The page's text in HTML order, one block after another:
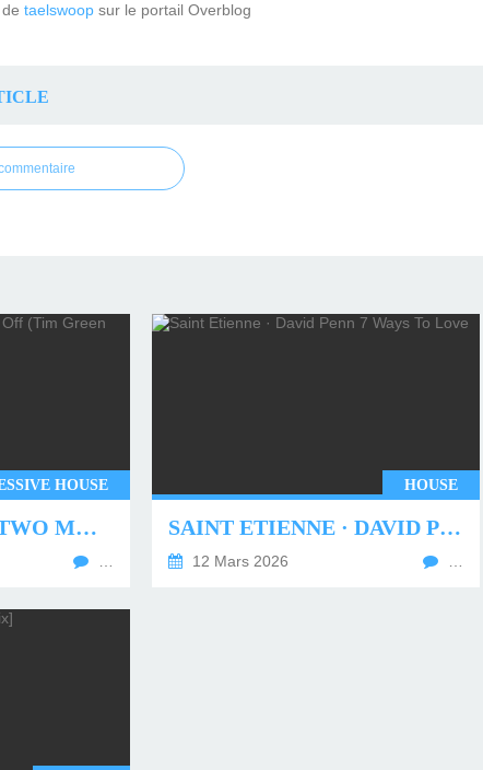
taelswoop sur le portail Overblog
HOUSE
UNDERWORLD - TWO MONTHS OFF (TIM GREEN REMIX)
HOUSE
SAINT ETIENNE · DAVID PENN 7 WAYS TO LOVE
12 Mars 2026